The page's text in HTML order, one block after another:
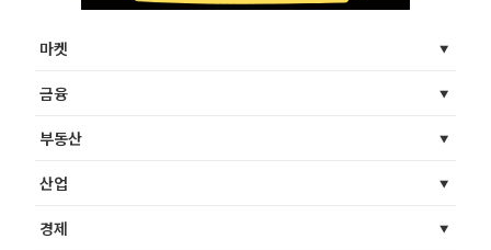
마켓
금융
부동산
산업
경제